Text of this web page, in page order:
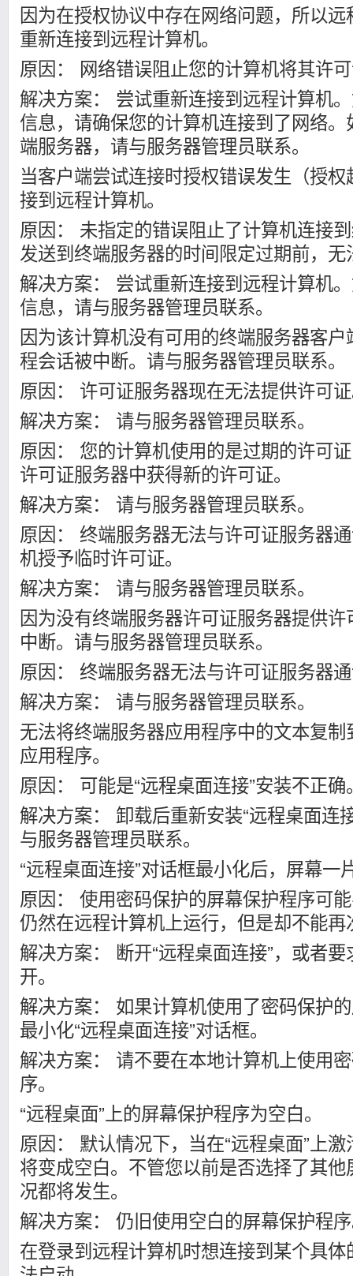
因为在授权协议中存在网络问题，所以
重新连接到远程计算机。
原因： 网络错误阻止您的计算机将其许
解决方案： 尝试重新连接到远程计算机
信息，请确保您的计算机连接到了网络
端服务器，请与服务器管理员联系。
当客户端尝试连接时授权错误发生（授
接到远程计算机。
原因： 未指定的错误阻止了计算机连接
发送到终端服务器的时间限定过期前，
解决方案： 尝试重新连接到远程计算机
信息，请与服务器管理员联系。
因为该计算机没有可用的终端服务器客
程会话被中断。请与服务器管理员联系。
原因： 许可证服务器现在无法提供许可
解决方案： 请与服务器管理员联系。
原因： 您的计算机使用的是过期的许可
许可证服务器中获得新的许可证。
解决方案： 请与服务器管理员联系。
原因： 终端服务器无法与许可证服务器
机授予临时许可证。
解决方案： 请与服务器管理员联系。
因为没有终端服务器许可证服务器提供
中断。请与服务器管理员联系。
原因： 终端服务器无法与许可证服务器
解决方案： 请与服务器管理员联系。
无法将终端服务器应用程序中的文本复
应用程序。
原因： 可能是“远程桌面连接”安装不正确
解决方案： 卸载后重新安装“远程桌面连
与服务器管理员联系。
“远程桌面连接”对话框最小化后，屏幕一
原因： 使用密码保护的屏幕保护程序可
仍然在远程计算机上运行，但是却不能
解决方案： 断开“远程桌面连接”，或者
开。
解决方案： 如果计算机使用了密码保护
最小化“远程桌面连接”对话框。
解决方案： 请不要在本地计算机上使用
序。
“远程桌面”上的屏幕保护程序为空白。
原因： 默认情况下，当在“远程桌面”上
将变成空白。不管您以前是否选择了其
况都将发生。
解决方案： 仍旧使用空白的屏幕保护程
在登录到远程计算机时想连接到某个具